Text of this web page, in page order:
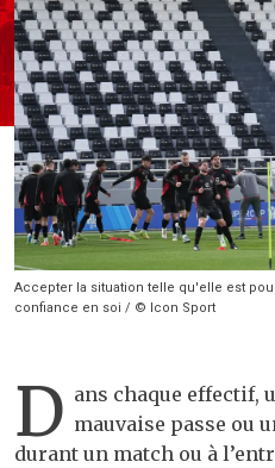
Accepter la situation telle qu'elle est
confiance en soi / © Icon Sport
D ans chaque effectif,
mauvaise passe ou
durant un match ou à